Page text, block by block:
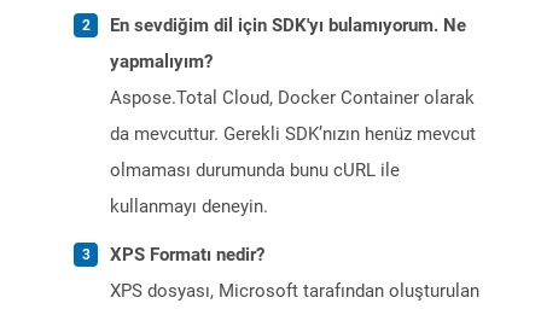
En sevdiğim dil için SDK'yı bulamıyorum. Ne
yapmalıyım?
Aspose.Total Cloud, Docker Container olarak
da mevcuttur. Gerekli SDK’nızın henüz mevcut
olmaması durumunda bunu cURL ile
kullanmayı deneyin.
XPS Formatı nedir?
XPS dosyası, Microsoft tarafından oluşturulan